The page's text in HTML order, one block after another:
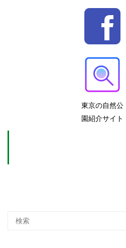
東京の自然公
園紹介サイト